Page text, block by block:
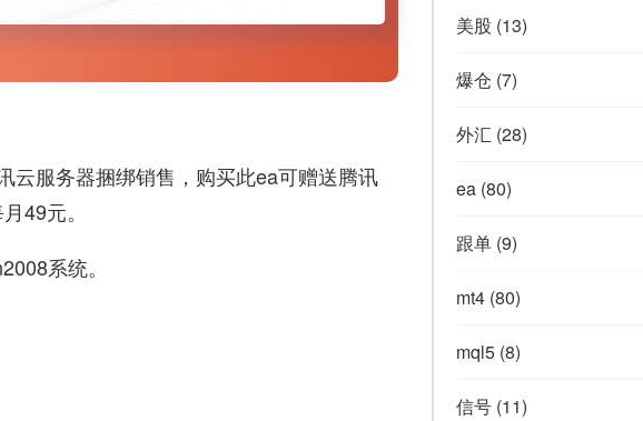
云服务器捆绑销售，购买此ea可赠送腾讯
49元。
系统。
美股 (13)
爆仓 (7)
外汇 (28)
ea(80)
跟单(9)
mt4(80)
mql5(8)
信号(11)